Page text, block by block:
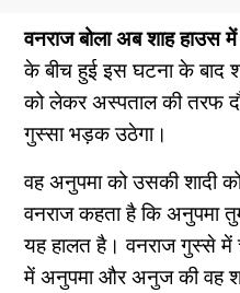
वनराज बोला अब शाह हाउस में
के बीच हुई इस घटना के बाद
को लेकर अस्पताल की तरफ
गुस्सा भड़क उठेगा।
वह अनुपमा को उसकी शादी
वनराज कहता है कि अनुपमा
यह हालत है। वनराज गुस्से में
में अनुपमा और अनुज की वह